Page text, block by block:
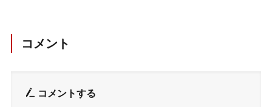
コメント
コメントする